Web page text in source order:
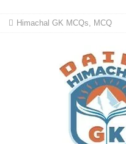
Himachal GK MCQs, MCQ